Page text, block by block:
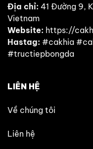
Địa chỉ: 41 Đường 9,
Vietnam
Website: https://
Hastag: #cakhia
#tructiepbongda
LIÊN HỆ
Về chúng tôi
Liên hệ